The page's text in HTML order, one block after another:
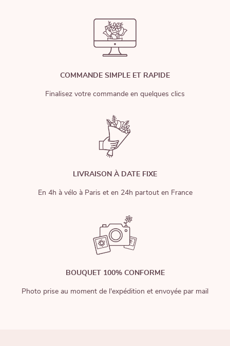
COMMANDE SIMPLE ET RAPIDE
Finalisez votre commande en quelques clics
LIVRAISON À DATE FIXE
En 4h à vélo à Paris et en 24h partout en France
BOUQUET 100% CONFORME
Photo prise au moment de l'expédition et envoyée par mail